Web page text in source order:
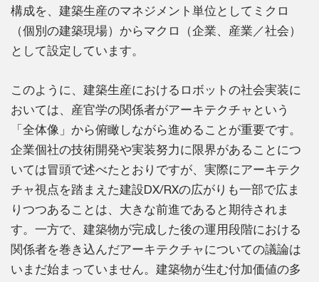
構成を、建築生産のマネジメント単位としてミクロ
（個別の建築現場）からマクロ（企業、産業／社会）
として設定しています。
このように、建築生産におけるロボットの社会実装に
おいては、産官学の関係者がアーキテクチャという
「全体像」から俯瞰しながら進めることが重要です。
企業個社の技術開発や実装努力に限界があることにつ
いては冒頭で述べたとおりですが、実際にアーキテク
チャ視点を踏まえた建設DX/RXの広がりも一部で広ま
りつつあることは、大きな前進であると期待されま
す。一方で、建築物が完成した後の運用段階における
関係者を巻き込んだアーキテクチャについての議論は
いまだ始まっていません。建築物が生む付加価値の多